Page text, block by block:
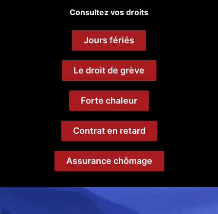
Consultez vos droits
Jours fériés
Le droit de grève
Forte chaleur
Contrat en retard
Assurance chômage